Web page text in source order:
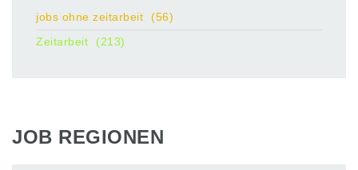
jobs ohne zeitarbeit
(56)
Zeitarbeit
(213)
JOB REGIONEN